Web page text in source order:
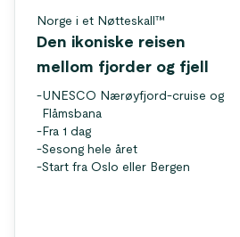
Norge i et Nøtteskall™
Den ikoniske reisen
mellom fjorder og fjell
-UNESCO Nærøyfjord-cruise og
Flåmsbana
- Fra 1 dag
-Sesong hele året
-Start fra Oslo eller Bergen